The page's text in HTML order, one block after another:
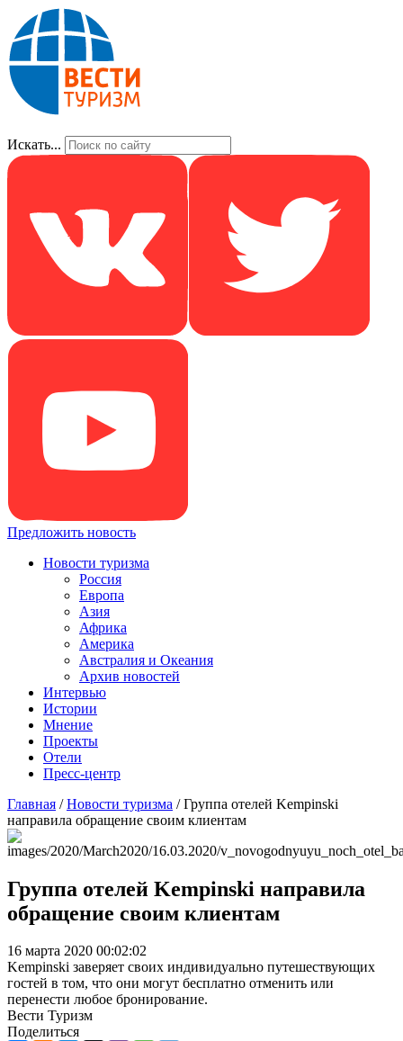
Искать...
Предложить новость
Новости туризма
Россия
Европа
Азия
Африка
Америка
Австралия и Океания
Архив новостей
Интервью
Истории
Мнение
Проекты
Отели
Пресс-центр
Главная /Новости туризма /Группа отелей Kempinski
направила обращение своим клиентам
Группа отелей Kempinski направила
обращение своим клиентам
16 марта 2020 00:02:02
Kempinski заверяет своих индивидуально путешествующих
гостей в том, что они могут бесплатно отменить или
перенести любое бронирование.
Вести Туризм
Поделиться